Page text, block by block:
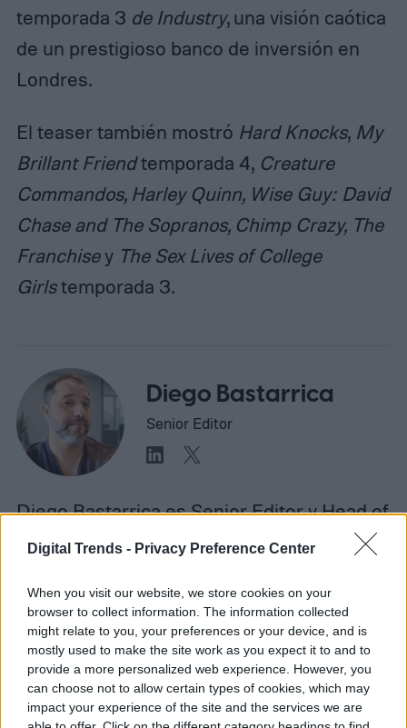
Digital Trends - Privacy Preference Center
When you visit our website, we store cookies on your
browser to collect information. The information collected
might relate to you, your preferences or your device, and is
mostly used to make the site work as you expect it to and to
provide a more personalized web experience. However, you
can choose not to allow certain types of cookies, which may
impact your experience of the site and the services we are
temporada 3 de Industry, una visión caótica
de un prestigioso banco de inversión en
Londres.
El teaser también mostró Hard Knocks, My
Brillant Friendtemporada 4, Creature
Commandos, Harley Quinn, Wise Guy: David
Chase and The Sopranos, Chimp Crazy, The
Franchisey The Sex Lives of College
Girlstemporada 3.
Diego Bastarrica
Senior Editor
Diego Bastarrica es Senior Editor y Head of
donde lidera la estrategia editorial, SEO…
Topics
NoticiasHomepage